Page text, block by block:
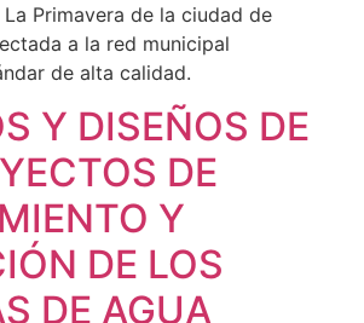
Primavera de la ciudad de
a la red municipal
de alta calidad.
Y DISEÑOS DE
DE
Y
DE LOS
DE AGUA